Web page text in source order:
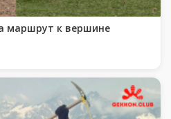
маршрут к вершине